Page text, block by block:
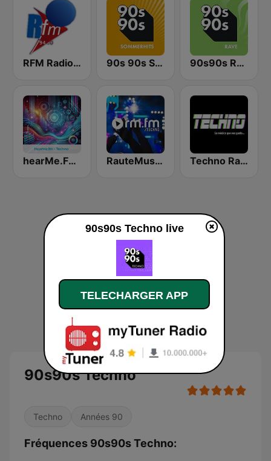
RFM Radio Futurs Medias 94.0 FM 90s 90s Sommerhits 90s90s Rave
hearMe.FM Techno RauteMusik - TECHNO Techno Radio
90s90s Techno
Techno Années 90
Fréquences 90s90s Techno:
90s90s Techno live
TELECHARGER APP